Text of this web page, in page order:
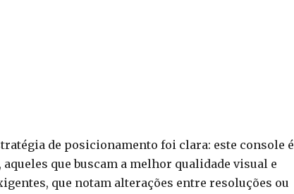
de posicionamento foi clara: este console é
que buscam a melhor qualidade visual e
que notam alterações entre resoluções ou